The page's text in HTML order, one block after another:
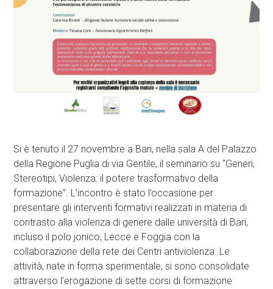
Si è tenuto il 27 novembre a Bari, nella sala A del Palazzo
della Regione Puglia di via Gentile, il seminario su “Generi,
Stereotipi, Violenza: il potere trasformativo della
formazione”. L’incontro è stato l’occasione per
presentare gli interventi formativi realizzati in materia di
contrasto alla violenza di genere dalle università di Bari,
incluso il polo jonico, Lecce e Foggia con la
collaborazione della rete dei Centri antiviolenza. Le
attività, nate in forma sperimentale, si sono consolidate
attraverso l’erogazione di sette corsi di formazione